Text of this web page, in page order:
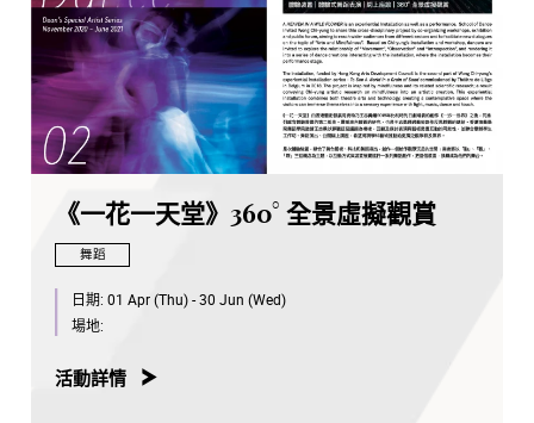
《一花一天堂》360° 全景虛擬觀賞
舞蹈
日期: 01 Apr (Thu) - 30 Jun (Wed)
場地:
活動詳情